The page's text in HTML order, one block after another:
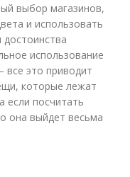
выбор магазинов,
и использовать
использование
все это приводит
которые лежат
если посчитать
она выйдет весьма